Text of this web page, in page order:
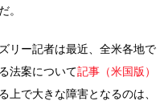
。
リー記者は最近、全米各地で
法案について記事（米国版）
上で大きな障害となるのは、